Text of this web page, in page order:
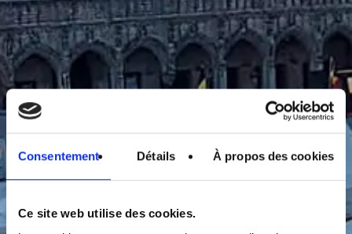
Consentement Détails À propos des cookies
Ce site web utilise des cookies.